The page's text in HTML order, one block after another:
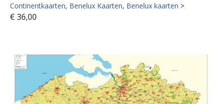
Continentkaarten Benelux Kaarten Benelux kaarten >
€ 36,00